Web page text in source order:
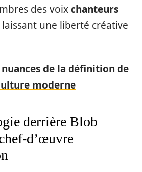
des voixchanteurs
une liberté créative
nuances de la définition de
moderne
derrière Blob
d’œuvre